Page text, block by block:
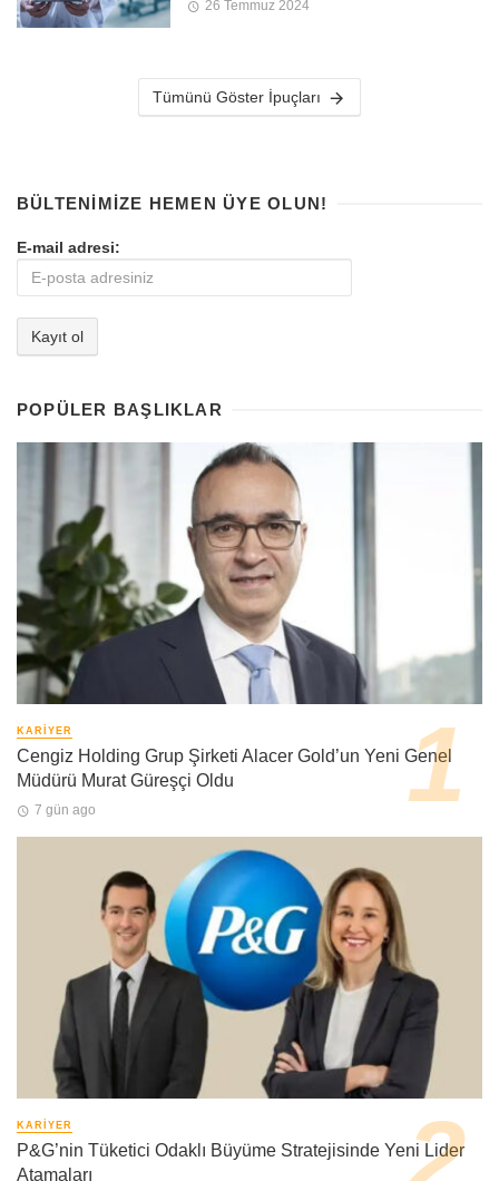
26 Temmuz 2024
Tümünü Göster İpuçları
BÜLTENIMIZE HEMEN ÜYE OLUN!
E-mail adresi:
POPÜLER BAŞLIKLAR
KARIYER
Cengiz Holding Grup Şirketi Alacer Gold’un Yeni Genel
Müdürü Murat Güreşçi Oldu
7 gün ago
KARIYER
P&G’nin Tüketici Odaklı Büyüme Stratejisinde Yeni Lider
Atamaları